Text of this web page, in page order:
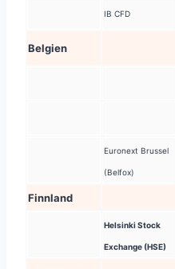
IB CFD
Belgien
Euronext Brussel
(Belfox)
Finnland
Helsinki Stock
Exchange (HSE)